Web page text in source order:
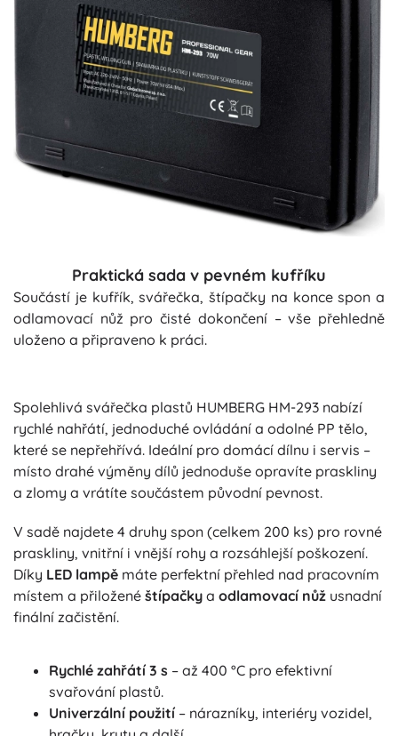
Praktická sada v pevném kufříku
Součástí je kufřík, svářečka, štípačky na konce spon a
odlamovací nůž pro čisté dokončení – vše přehledně
uloženo a připraveno k práci.
Spolehlivá svářečka plastů HUMBERG HM-293 nabízí
rychlé nahřátí, jednoduché ovládání a odolné PP tělo,
které se nepřehřívá. Ideální pro domácí dílnu i servis –
místo drahé výměny dílů jednoduše opravíte praskliny
a zlomy a vrátíte součástem původní pevnost.
V sadě najdete 4 druhy spon (celkem 200 ks) pro rovné
praskliny, vnitřní i vnější rohy a rozsáhlejší poškození.
Díky LED lampě máte perfektní přehled nad pracovním
místem a přiložené štípačky a odlamovací nůž usnadní
finální začistění.
Rychlé zahřátí 3 s – až 400 °C pro efektivní
svařování plastů.
Univerzální použití – nárazníky, interiéry vozidel,